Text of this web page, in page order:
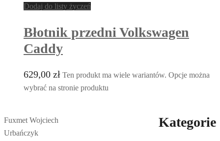
Dodaj do listy życzeń
Błotnik przedni Volkswagen
Caddy
629,00 zł Ten produkt ma wiele wariantów. Opcje można
wybrać na stronie produktu
Fuxmet Wojciech
Urbańczyk
Kategorie